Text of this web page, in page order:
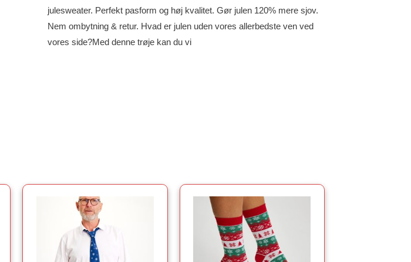
julesweater. Perfekt pasform og høj kvalitet. Gør julen 120% mere sjov.
Nem ombytning & retur. Hvad er julen uden vores allerbedste ven ved
vores side?Med denne trøje kan du vi